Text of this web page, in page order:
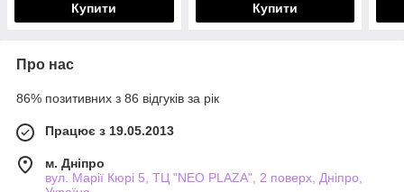
Купити Купити
Про нас
86% позитивних з 86 відгуків за рік
Працює з 19.05.2013
м. Дніпро
вул. Марії Кюрі 5, ТЦ "NEO PLAZA", 2 поверх, Дніпро,